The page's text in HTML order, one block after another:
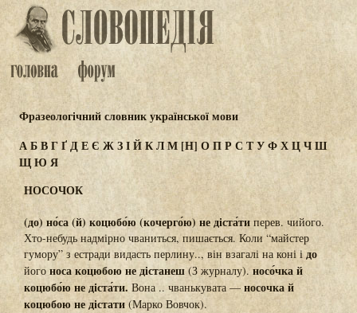
Фразеологічний словник української мови
АБВГҐДЕЄ ЖЗІЙКЛМ [Н] ОПР С ТУФХЦЧШ
ЩЮ Я
НОСОЧОК
(до) но́са (й) коцюбо́ю (кочерго́ю) не діста́ти перев. чийого.
Хто-небудь надмірно чваниться, пишається. Коли “майстер
гумору” з естради видасть перлину.., він взагалі на коні і до
його носа коцюбою не дістанеш (З журналу). носо́чка й
коцюбо́ю не діста́ти. Вона .. чванькувата — носочка й
коцюбою не дістати (Марко Вовчок).